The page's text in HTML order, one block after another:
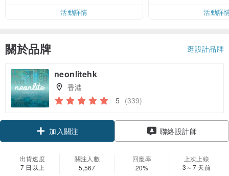
活動詳情
活動詳
關於品牌 逛設計品牌
neonlitehk
香港
5 (339)
加入關注 聯絡設計師
出貨速度
7 日以上
關注人數
5,567
回應率
20%
上次上線
3～7 天前